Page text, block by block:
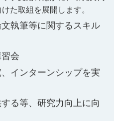
た取組を展開します。
執筆等に関するスキル
会
インターンシップを実
る等、研究力向上に向